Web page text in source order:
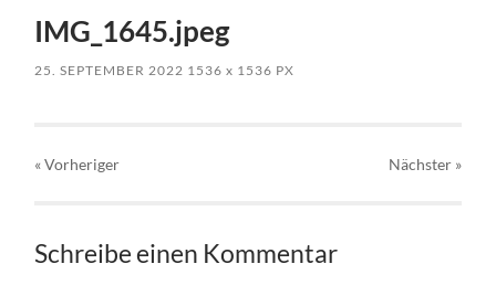
IMG_1645.jpeg
25. SEPTEMBER 2022 1536x 1536 PX
« Vorheriger Nächster »
Schreibe einen Kommentar